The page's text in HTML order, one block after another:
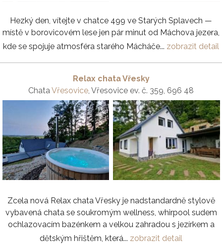
Hezký den, vítejte v chatce 499 ve Starých Splavech —
místě v borovicovém lese jen pár minut od Máchova jezera,
kde se spojuje atmosféra starého Mácháče... zobrazit detail
Relax chata Vřesky
Chata Vřesovice , Vřesovice ev. č. 359, 696 48
Zcela nová Relax chata Vřesky je nadstandardně stylově
vybavená chata se soukromým wellness, whirpool sudem
ochlazovacím bazénkem a velkou zahradou s jezírkem a
dětským hřištěm, která... zobrazit detail